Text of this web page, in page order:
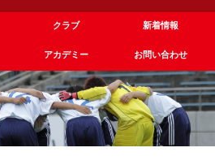
クラブ 新着情報
アカデミー お問い合わせ